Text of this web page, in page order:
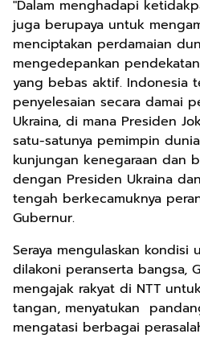
"Dalam menghadapi
juga berupaya untuk
menciptakan perdamaian
mengedepankan
yang bebas aktif. Indonesia
penyelesaian secara damai
Ukraina, di mana Presiden
satu-satunya pemimpin
kunjungan kenegaraan dan
dengan Presiden Ukraina
tengah berkecamuknya
Gubernur.
Seraya mengulaskan kondisi
dilakoni peranserta bangsa,
mengajak rakyat di NTT
tangan, menyatukan
mengatasi berbagai